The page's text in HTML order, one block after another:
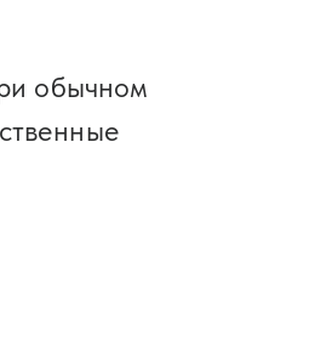
обычном